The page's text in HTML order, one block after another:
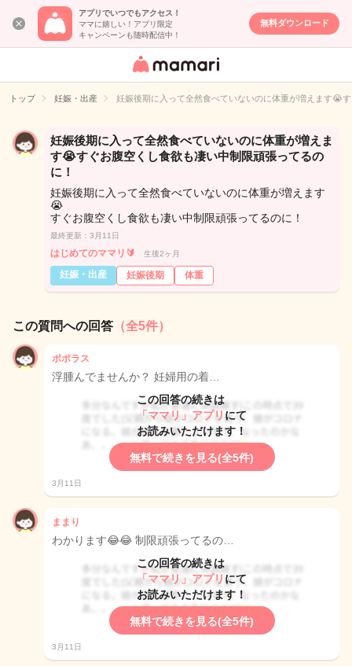
アプリでいつでもアクセス！
ママに嬉しい！アプリ限定
キャンペーンも随時配信中！
無料ダウンロード
女性専用匿名QA
イト
トップ 妊娠・出産 妊娠後期に入って全然食べていないのに体重が増えます😭
妊娠後期に入って全然食べていないのに体重が増えま
す😭すぐお腹空くし食欲も凄い中制限頑張ってるの
に！
妊娠後期に入って全然食べていないのに体重が増えます
😭
すぐお腹空くし食欲も凄い中制限頑張ってるのに！
最終更新：3月11日
はじめてのママリ🔰 生後2ヶ月
妊娠・出産 妊娠後期 体重
この質問への回答 （全5件）
ポポラス
浮腫んでませんか？ 妊婦用の着…
この回答の続きは
「ママリ」アプリ にて
お読みいただけます！
無料で続きを見る(全5件)
3月11日
ままり
わかります😂😂 制限頑張ってるの…
この回答の続きは
「ママリ」アプリ にて
お読みいただけます！
無料で続きを見る(全5件)
3月11日